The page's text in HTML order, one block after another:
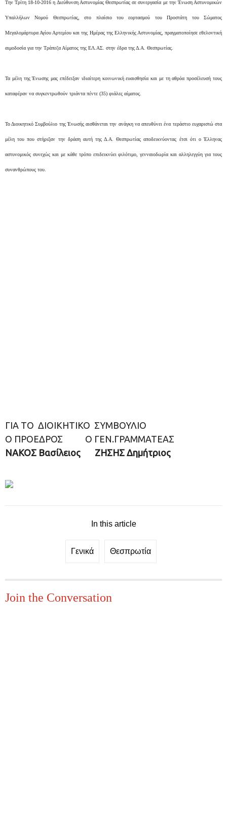
Την Τρίτη 18-10-2016 η Διεύθυνση Αστυνομίας Θεσπρωτίας σε συνεργασία με την Ένωση Αστυνομικών
Υπαλλήλων Νομού Θεσπρωτίας, στο πλαίσιο του εορτασμού του Προστάτη του Σώματος
Μεγαλομάρτυρα Αγίου Αρτεμίου και της Ημέρας της Ελληνικής Αστυνομίας, πραγματοποίησε εθελοντική
αιμοδοσία για την Τράπεζα Αίματος της ΕΛ.ΑΣ. στην έδρα της Δ.Α. Θεσπρωτίας.
Τα μέλη της Ένωσης μας επέδειξαν ιδιαίτερη κοινωνική ευαισθησία και με τη αθρόα προσέλευσή τους
καταφέραν να συγκεντρωθούν τριάντα πέντε (35) φιάλες αίματος.
Το Διοικητικό Συμβούλιο της Ένωσής αισθάνεται την ανάγκη να απευθύνει ένα τεράστιο ευχαριστώ στα
μέλη του που στήριξαν την δράση αυτή της Δ.Α. Θεσπρωτίας αποδεικνύοντας έτσι ότι ο Έλληνας
αστυνομικός συνεχώς και με κάθε τρόπο επιδεικνύει φιλότιμο, γενναιοδωρία και αλληλεγγύη για τους
συνανθρώπους του.
ΓΙΑ ΤΟ ΔΙΟΙΚΗΤΙΚΟ ΣΥΜΒΟΥΛΙΟ
Ο ΠΡΟΕΔΡΟΣ Ο ΓΕΝ.ΓΡΑΜΜΑΤΕΑΣ
NAKOΣ Βασίλειος ZΗΣΗΣ Δημήτριος
In this article
Γενικά Θεσπρωτία
Join the Conversation